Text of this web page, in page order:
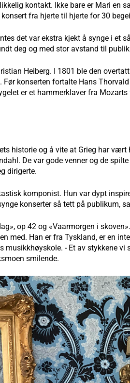
kontakt. Ikke bare er Mari en
fra hjerte til hjerte for 30
det var ekstra kjekt å synge i et
deg og med stor avstand til
Heiberg. I 1801 ble den
konserten fortalte Hans
er et hammerklaver fra
historie og å vite at Grieg har
De var gode venner og de
dirigerte.
komponist. Hun var dypt
konserter så tett på publikum,
op 42 og «Vaarmorgen i
med. Han er fra Tyskland, er en
- Et av stykkene
smilende.